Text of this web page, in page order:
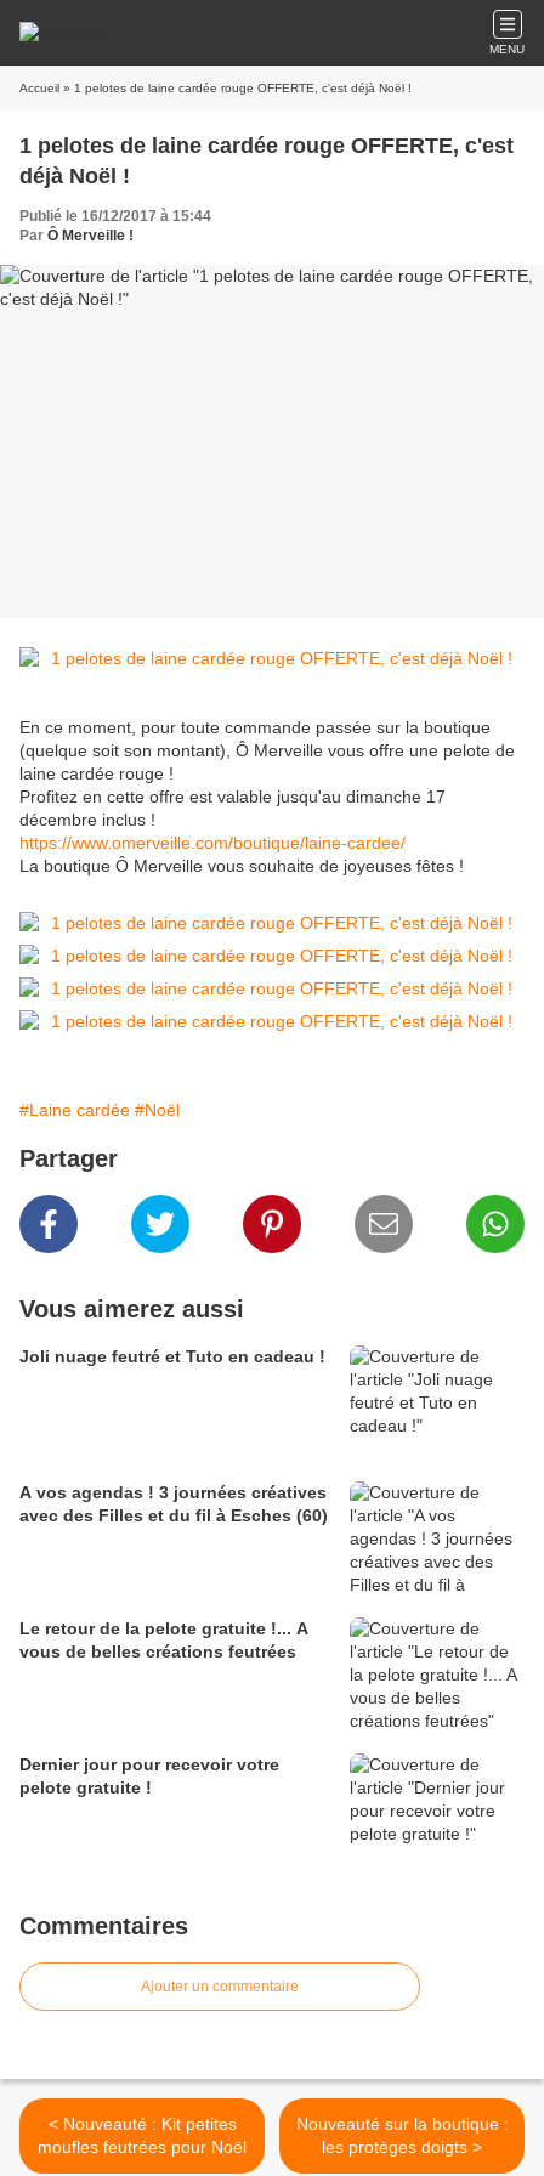
MENU
Accueil » 1 pelotes de laine cardée rouge OFFERTE, c'est déjà Noël !
1 pelotes de laine cardée rouge OFFERTE, c'est
déjà Noël !
Publié le 16/12/2017 à 15:44
Par Ô Merveille !
En ce moment, pour toute commande passée sur la boutique
(quelque soit son montant), Ô Merveille vous offre une pelote de
laine cardée rouge !
Profitez en cette offre est valable jusqu'au dimanche 17
décembre inclus !
https://www.omerveille.com/boutique/laine-cardee/
La boutique Ô Merveille vous souhaite de joyeuses fêtes !
#Laine cardée #Noël
Partager
Vous aimerez aussi
Joli nuage feutré et Tuto en cadeau !
A vos agendas ! 3 journées créatives
avec des Filles et du fil à Esches (60)
Le retour de la pelote gratuite !... A
vous de belles créations feutrées
Dernier jour pour recevoir votre
pelote gratuite !
Commentaires
Ajouter un commentaire
< Nouveauté : Kit petites
moufles feutrées pour Noël
Nouveauté sur la boutique :
les protèges doigts >